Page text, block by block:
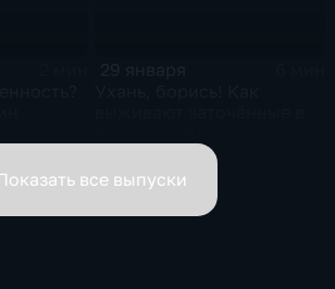
все выпуски